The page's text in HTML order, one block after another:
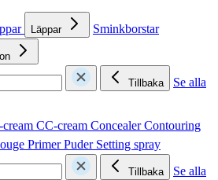
Läppar
Sminkborstar
Tillbaka
Se alla
CC-cream ConcealerContouring
PrimerPuder Setting spray
Tillbaka
Se alla